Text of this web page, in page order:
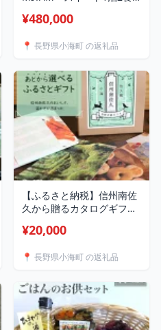
宿泊券 長野県小海町
¥480,000
📍 長野県小海町 の返礼品
【ふるさと納税】信州南佐
久から贈るカタログギフ
ト/贈り物 ギフト 長野県小
¥20,000
📍 長野県小海町 の返礼品